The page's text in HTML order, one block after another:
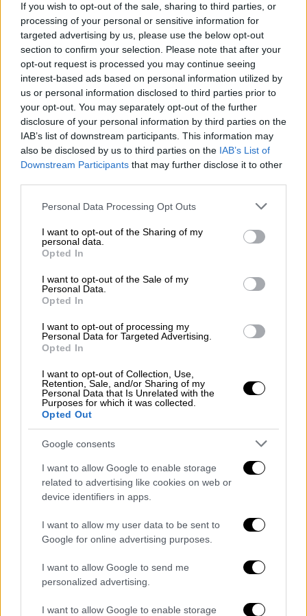
If you wish to opt-out of the sale, sharing to third parties, or
processing of your personal or sensitive information for
targeted advertising by us, please use the below opt-out
section to confirm your selection. Please note that after your
opt-out request is processed you may continue seeing
interest-based ads based on personal information utilized by
us or personal information disclosed to third parties prior to
your opt-out. You may separately opt-out of the further
disclosure of your personal information by third parties on the
IAB’s list of downstream participants. This information may
also be disclosed by us to third parties on the IAB’s List of
Downstream Participants that may further disclose it to other
Please note that this website/app uses one or more Google
not limited to your visit or usage behaviour. You may click to
grant or deny consent to Google and its third-party tags to
use your data for below specified purposes in below Google
consent section.
Personal Data Processing Opt Outs
I want to opt-out of the Sharing of my
personal data.
Opted In
I want to opt-out of the Sale of my
Personal Data.
Opted In
I want to opt-out of processing my
Personal Data for Targeted Advertising.
Opted In
I want to opt-out of Collection, Use,
Retention, Sale, and/or Sharing of my
Personal Data that Is Unrelated with the
Purposes for which it was collected.
Opted Out
Google consents
I want to allow Google to enable storage
related to advertising like cookies on web or
device identifiers in apps.
I want to allow my user data to be sent to
Google for online advertising purposes.
I want to allow Google to send me
personalized advertising.
I want to allow Google to enable storage
Κόσμος 30.05.2022 10:17
Πιλότοι «κοιμήθηκαν εν ώρα πτήσης»:
Δεν απαντούσαν στον πύργο ελέγχου επί
10 λεπτά
Η εξέλιξη έφερε την κινητοποίηση δύο
γαλλικών μαχητικών υπό τον φόβο
τρομοκρατικής ενέργειας
Ελλάδα|13.01.2022 23:52
Προσλήψεις ελεγκτών εναέριας
κυκλοφορίας ανακοίνωσε το υπουργείο
Μεταφορών
Το υπουργείο δεσμεύτηκε ότι προχωρεί
στις προσλήψεις νέων ελεγκτών